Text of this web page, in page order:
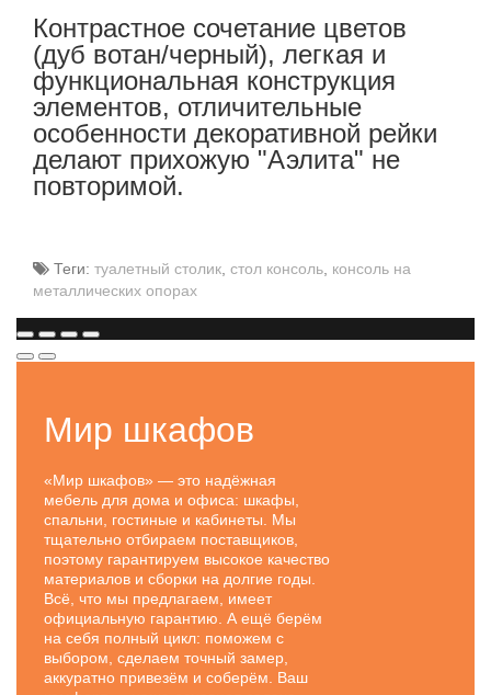
Контрастное сочетание цветов
(дуб вотан/черный), легкая и
функциональная конструкция
элементов, отличительные
особенности декоративной рейки
делают прихожую "Аэлита" не
повторимой.
Теги: туалетный столик стол консоль консоль на
металлических опорах
Мир шкафов
«Мир шкафов» — это надёжная
мебель для дома и офиса: шкафы,
спальни, гостиные и кабинеты. Мы
тщательно отбираем поставщиков,
поэтому гарантируем высокое качество
материалов и сборки на долгие годы.
Всё, что мы предлагаем, имеет
официальную гарантию. А ещё берём
на себя полный цикл: поможем с
выбором, сделаем точный замер,
аккуратно привезём и соберём. Ваш